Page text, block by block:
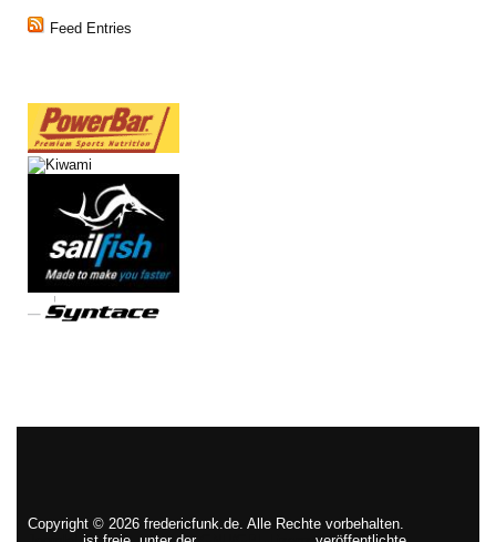
Feed Entries
Copyright © 2026 fredericfunk.de. Alle Rechte vorbehalten.